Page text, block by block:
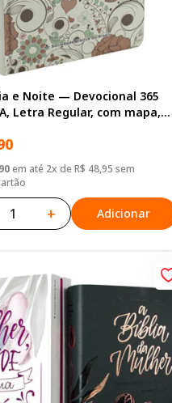
e Noite — Devocional 365
Letra Regular, com mapa,
em até 2x de R$ 48,95 sem
+ Adicionar